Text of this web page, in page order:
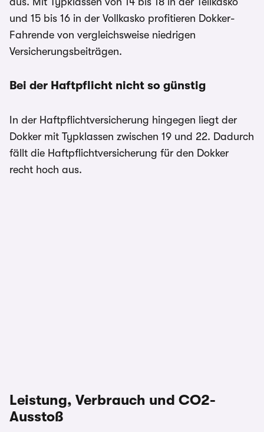
und 15 bis 16 in der Vollkasko profitieren Dokker-
Fahrende von vergleichsweise niedrigen
Versicherungsbeiträgen.
Bei der Haftpflicht nicht so günstig
In der Haftpflichtversicherung hingegen liegt der
Dokker mit Typklassen zwischen 19 und 22. Dadurch
fällt die Haftpflichtversicherung für den Dokker
recht hoch aus.
Leistung, Verbrauch und CO2-
Ausstoß